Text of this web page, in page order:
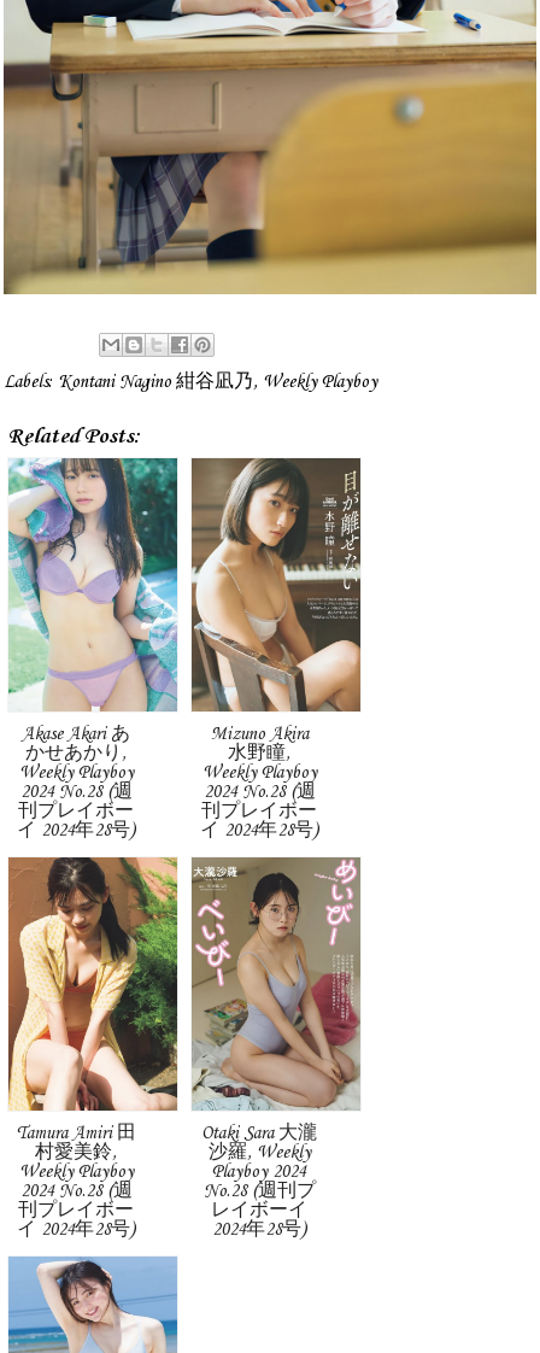
Labels: Kontani Nagino 紺谷凪乃, Weekly Playboy
Related Posts:
Akase Akari あ
かせあかり,
Weekly Playboy
2024 No.28 (週
刊プレイボー
イ 2024年28号)
Mizuno Akira
水野瞳,
Weekly Playboy
2024 No.28 (週
刊プレイボー
イ 2024年28号)
Tamura Amiri 田
村愛美鈴,
Weekly Playboy
2024 No.28 (週
刊プレイボー
イ 2024年28号)
Otaki Sara 大瀧
沙羅, Weekly
Playboy 2024
No.28 (週刊プ
レイボーイ
2024年28号)